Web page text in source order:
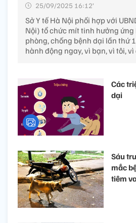
25/09/2025 16:12’
Sở Y tế Hà Nội phối hợp với
Nội) tổ chức mít tinh hưởng ứng
phòng, chống bệnh dại lần thứ
hành động ngay, vì bạn, vì tôi,
Các
dại
Sáu
mắc
tiêm